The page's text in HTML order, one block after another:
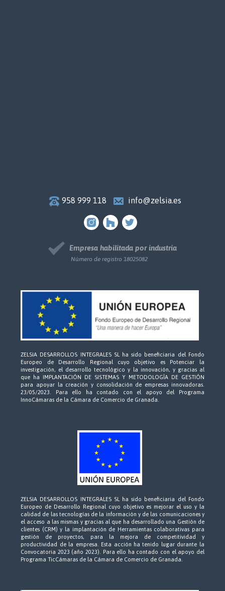
958 999 118 info@zelsia.es
Empresa habilitada por industria
Número de registro 18025082
ZELSIA DESARROLLOS INTEGRALES SL ha sido beneficiaria del Fondo
Europeo de Desarrollo Regional cuyo objetivo es Potenciar la
investigación, el desarrollo tecnológico y la innovación, y gracias al
que ha IMPLANTACIÓN DE SISTEMAS Y METODOLOGÍA DE GESTIÓN
para apoyar la creación y consolidación de empresas innovadoras.
23/05/2023. Para ello ha contado con el apoyo del Programa
InnoCámaras de la Cámara de Comercio de Granada.
ZELSIA DESARROLLOS INTEGRALES SL ha sido beneficiaria del Fondo
Europeo de Desarrollo Regional cuyo objetivo es mejorar el uso y la
calidad de las tecnologías de la información y de las comunicaciones y
el acceso a las mismas y gracias al que ha desarrollado una Gestión de
clientes (CRM) y la implantación de Herramientas colaborativas para
gestión de proyectos, para la mejora de competitividad y
productividad de la empresa. Esta acción ha tenido lugar durante la
Convocatoria 2023 (año 2023). Para ello ha contado con el apoyo del
Programa TicCámaras de la Cámara de Comercio de Granada.